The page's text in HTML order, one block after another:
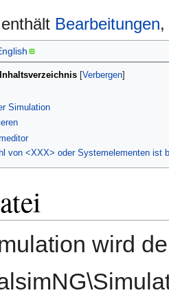
Bearbeitungen
Inhaltsverzeichnis
Simulation
von <XXX> oder Systemelementen ist
wird